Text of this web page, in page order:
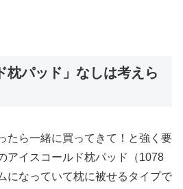
枕パッド」なしは考えら
たら一緒に買ってきて！と強く要
アイスコールド枕パッド（1078
になっていて枕に被せるタイプで